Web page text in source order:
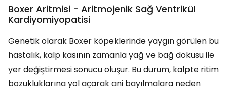
Boxer Aritmisi - Aritmojenik Sağ Ventrikül
Kardiyomiyopatisi
Genetik olarak Boxer köpeklerinde yaygın görülen bu
hastalık, kalp kasının zamanla yağ ve bağ dokusu ile
yer değiştirmesi sonucu oluşur. Bu durum, kalpte ritim
bozukluklarına yol açarak ani bayılmalara neden